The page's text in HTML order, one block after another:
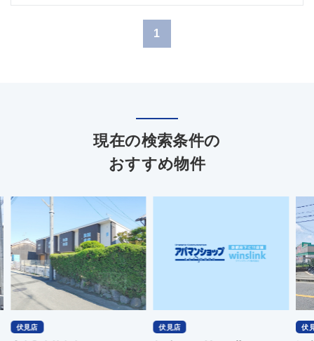
1
現在の検索条件の
おすすめ物件
伏見店 伏見店